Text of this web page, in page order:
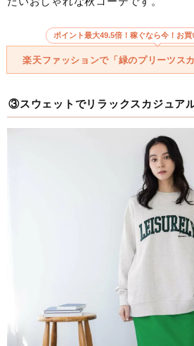
ポイント最大49.5倍！稼ぐなら今！お
楽天ファッションで「緑のプリーツス
③スウェットでリラックスカジュア